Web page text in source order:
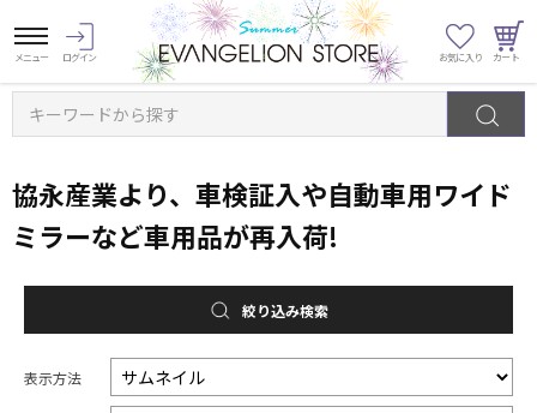
キーワードから探す
協永産業より、車検証入や自動車用ワイド
ミラーなど車用品が再入荷!
絞り込み検索
表示方法